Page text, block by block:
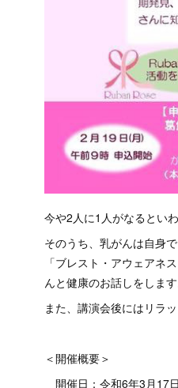
今や2人に1人がなるとい
そのうち、乳がんは自身
「ブレスト・アウェアネ
んと健康のお話しをします
また、講演会後にはリラ
＜開催概要＞
開催日：令和6年3月17日